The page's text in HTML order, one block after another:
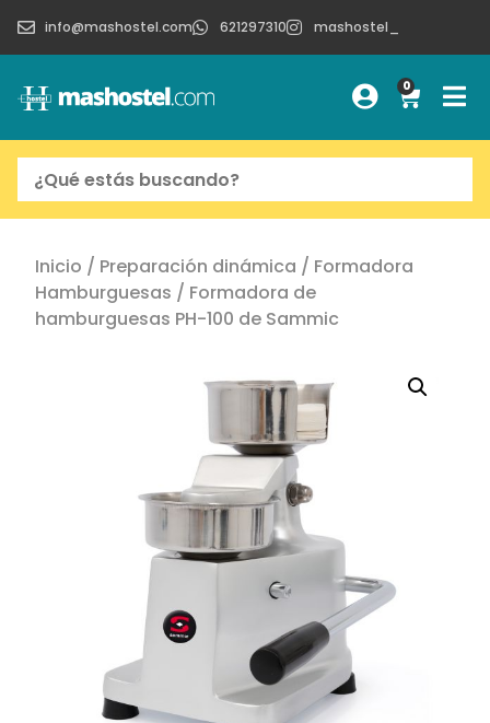
info@mashostel.com 621297310 mashostel_
0
Inicio / Preparación dinámica / Formadora
Hamburguesas / Formadora de
hamburguesas PH-100 de Sammic